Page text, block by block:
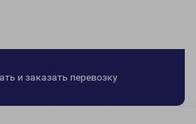
и заказать перевозку